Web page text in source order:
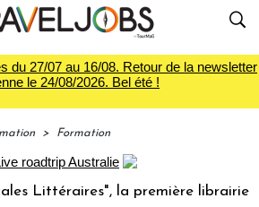
du 27/07 au 16/08. Retour de la newsletter
le 24/08/2026. Bel été !
> Formation
la première librairie du